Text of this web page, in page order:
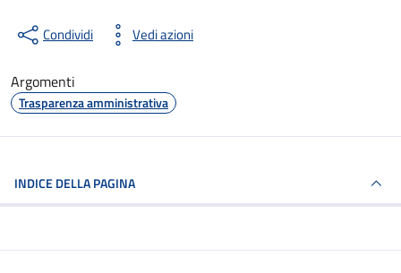
Condividi Vedi azioni
Argomenti
Trasparenza amministrativa
INDICE DELLA PAGINA